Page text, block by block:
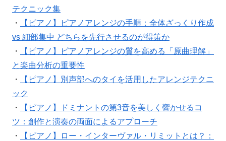
テクニック集
・
【ピアノ】ピアノアレンジの手順：全体ざっくり作成
vs 細部集中 どちらを先行させるのが得策か
・
【ピアノ】ピアノアレンジの質を高める「原曲理解」
と楽曲分析の重要性
・
【ピアノ】別声部へのタイを活用したアレンジテクニ
ック
・
【ピアノ】ドミナントの第3音を美しく響かせるコ
ツ：創作と演奏の両面によるアプローチ
・
【ピアノ】ロー・インターヴァル・リミットとは？：